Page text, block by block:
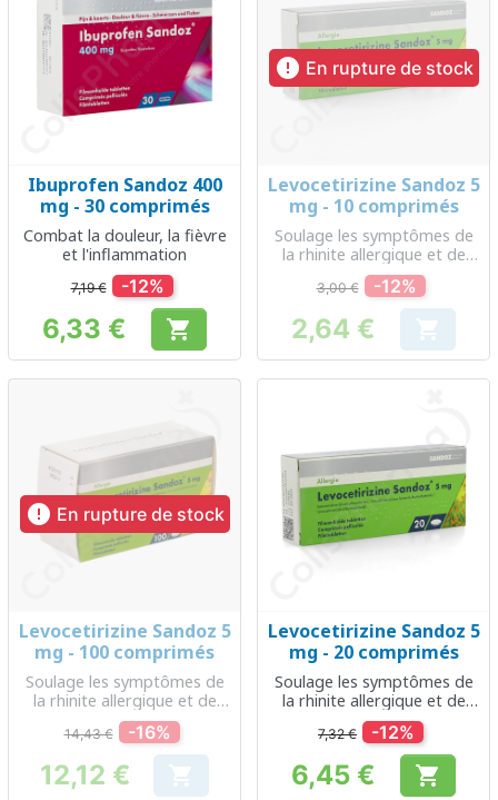
Ibuprofen Sandoz 400
mg - 30 comprimés
Combat la douleur, la fièvre
et l'inflammation
7,19 € -12%
Prix
6,33 € 
 En rupture de stock
Levocetirizine Sandoz 5
mg - 10 comprimés
Soulage les symptômes de
la rhinite allergique et de
l'urticaire
3,00 € -12%
Prix
2,64 € 
 En rupture de stock
Levocetirizine Sandoz 5
mg - 100 comprimés
Soulage les symptômes de
la rhinite allergique et de
l'urticaire
14,43 € -16%
Prix
12,12 € 
Levocetirizine Sandoz 5
mg - 20 comprimés
Soulage les symptômes de
la rhinite allergique et de
l'urticaire
7,32 € -12%
Prix
6,45 € 